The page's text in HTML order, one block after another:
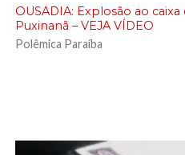
OUSADIA: Explosão ao
Puxinanã – VEJA VÍDEO
Polêmica Paraíba